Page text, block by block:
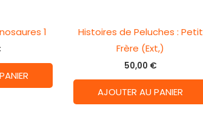
1
Histoires de Peluches : Petit
Frère (Ext,)
50,00 €
AJOUTER AU PANIER